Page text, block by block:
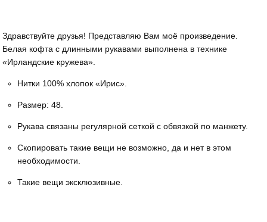
Здравствуйте друзья! Представляю Вам моё произведение.
Белая кофта с длинными рукавами выполнена в технике
«Ирландские кружева».
Нитки 100% хлопок «Ирис».
Размер: 48.
Рукава связаны регулярной сеткой с обвязкой по манжету.
Скопировать такие вещи не возможно, да и нет в этом
необходимости.
Такие вещи эксклюзивные.